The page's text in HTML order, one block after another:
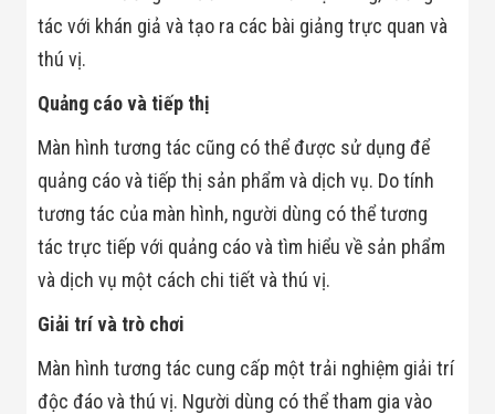
Dự Án Khối Nhà
Tin Tức
Tin Công Nghệ
Tin Khuyến Mãi
Tin Tuyển Dụng
Liên Hệ
tác với khán giả và tạo ra các bài giảng trực quan và
thú vị.
Quảng cáo và tiếp thị
Màn hình tương tác cũng có thể được sử dụng để
quảng cáo và tiếp thị sản phẩm và dịch vụ. Do tính
tương tác của màn hình, người dùng có thể tương
tác trực tiếp với quảng cáo và tìm hiểu về sản phẩm
và dịch vụ một cách chi tiết và thú vị.
Giải trí và trò chơi
Màn hình tương tác cung cấp một trải nghiệm giải trí
độc đáo và thú vị. Người dùng có thể tham gia vào